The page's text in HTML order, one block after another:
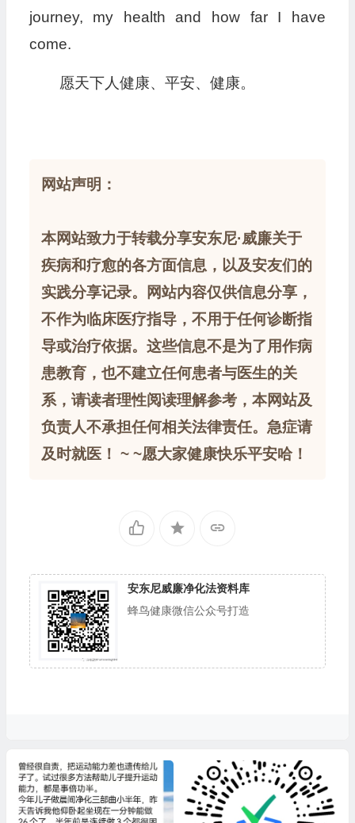
journey, my health and how far I have
come.
愿天下人健康、平安、健康。
网站声明：
本网站致力于转载分享安东尼·威廉关于
疾病和疗愈的各方面信息，以及安友们的
实践分享记录。网站内容仅供信息分享，
不作为临床医疗指导，不用于任何诊断指
导或治疗依据。这些信息不是为了用作病
患教育，也不建立任何患者与医生的关
系，请读者理性阅读理解参考，本网站及
负责人不承担任何相关法律责任。急症请
及时就医！ ~ ~愿大家健康快乐平安哈！
安东尼威廉净化法资料库
蜂鸟健康微信公众号打造